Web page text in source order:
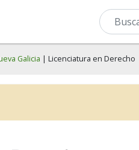
Galicia | Licenciatura en Derecho